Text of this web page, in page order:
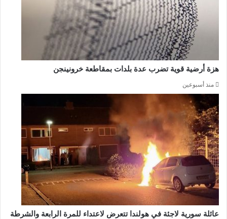
هزة أرضية قوية تضرب عدة بلدات بمقاطعة خرونينجن
منذ أسبوعين
عائلة سورية لاجئة في هولندا تتعرض لاعتداء للمرة الرابعة والشرطة